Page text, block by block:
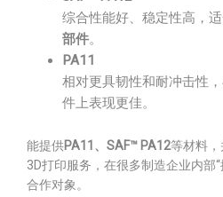
综合性能好、稳定性高，
部件。
PA11
相对更具韧性和耐冲击性
件上表现更佳。
能提供PA11、SAF™ PA12等材料
3D打印服务，在很多制造企业内部
合作对象。